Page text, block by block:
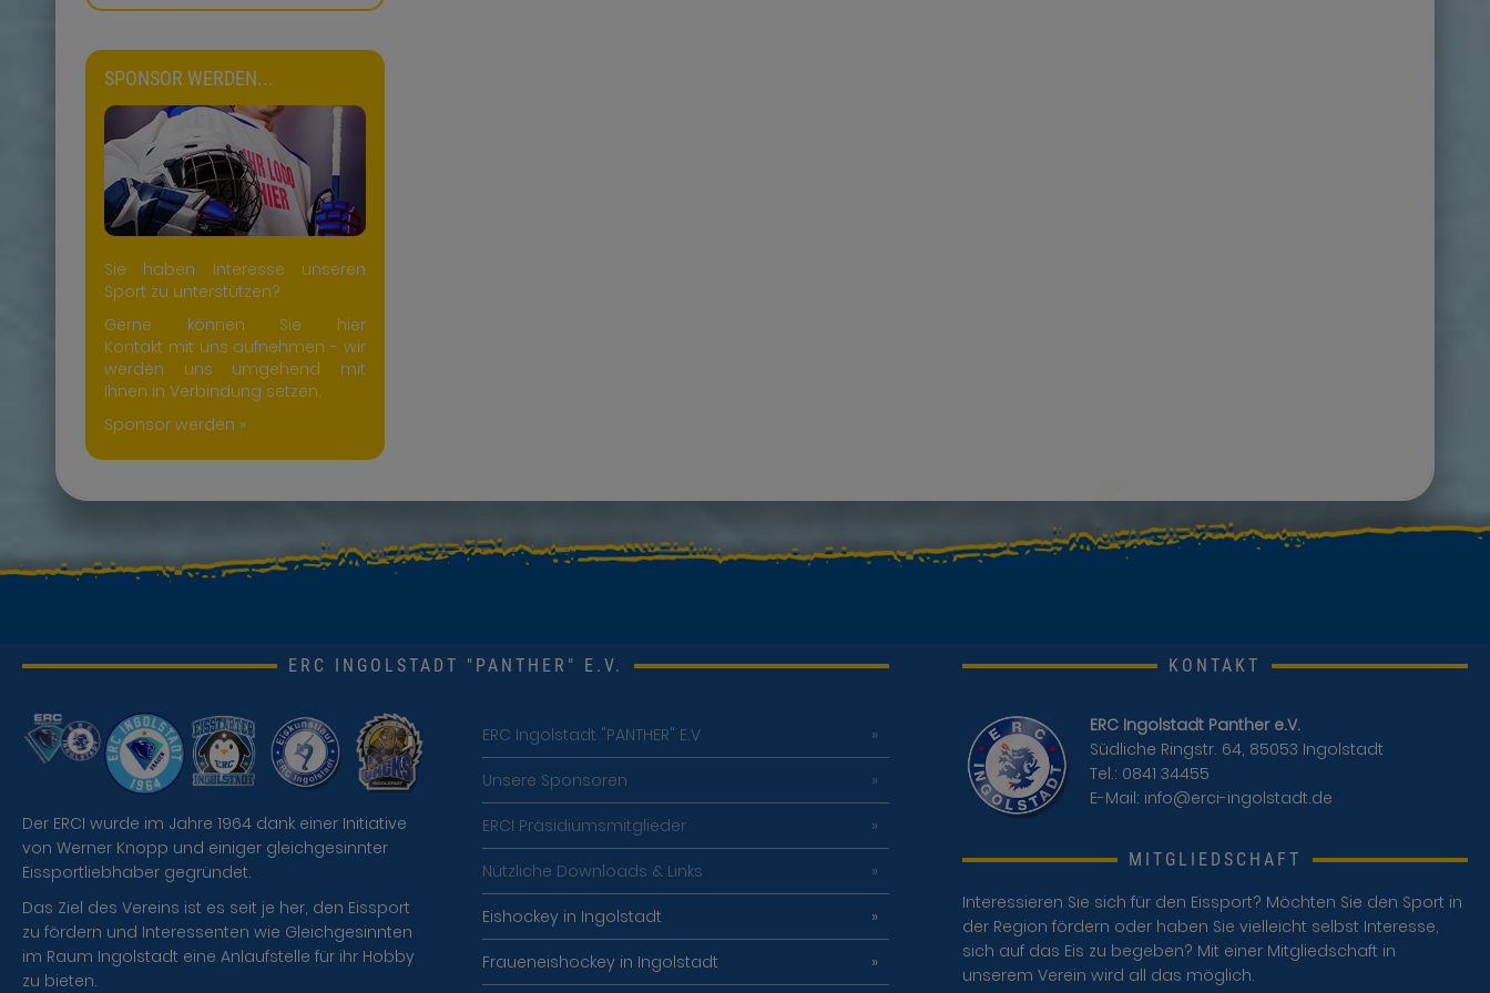
SPONSOR WERDEN...
Sie haben Interesse unseren
Sport zu unterstützen?
Gerne können Sie hier
Kontakt mit uns aufnehmen - wir
werden uns umgehend mit
Ihnen in Verbindung setzen.
Sponsor werden »
ERC INGOLSTADT "PANTHER" E.V.
Der ERCI wurde im Jahre 1964 dank einer Initiative
von Werner Knopp und einiger gleichgesinnter
Eissportliebhaber gegründet.
Das Ziel des Vereins ist es seit je her, den Eissport
zu fördern und Interessenten wie Gleichgesinnten
im Raum Ingolstadt eine Anlaufstelle für ihr Hobby
zu bieten.
ERC Ingolstadt "PANTHER" E.V
Unsere Sponsoren
ERCI Präsidiumsmitglieder
Nützliche Downloads & Links
Eishockey in Ingolstadt
Fraueneishockey in Ingolstadt
KONTAKT
ERC Ingolstadt Panther e.V.
Südliche Ringstr. 64, 85053 Ingolstadt
Tel.: 0841 34455
E-Mail: info@erci-ingolstadt.de
MITGLIEDSCHAFT
Interessieren Sie sich für den Eissport? Möchten Sie den Sport in
der Region fördern oder haben Sie vielleicht selbst Interesse,
sich auf das Eis zu begeben? Mit einer Mitgliedschaft in
unserem Verein wird all das möglich.